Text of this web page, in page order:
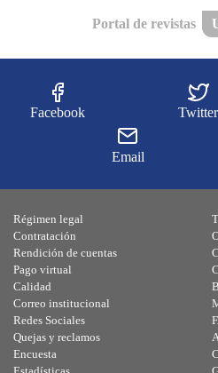
Portal de revistas
Facebook Twitter
Email
Régimen legal
Contratación
Rendición de cuentas
Pago virtual
Calidad
Correo institucional
Redes Sociales
Quejas y reclamos
Encuesta